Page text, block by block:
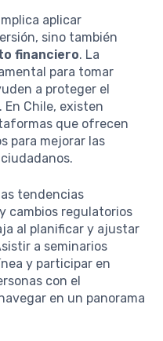
aplicar
sino también
financiero. La
para tomar
a proteger el
Chile, existen
que ofrecen
para mejorar las
tendencias
cambios regulatorios
al planificar y ajustar
a seminarios
y participar en
con el
en un panorama